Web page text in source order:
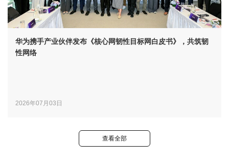
华为携手产业伙伴发布《核心网韧性目标网白皮书》，共筑韧
性网络
2026年07月03日
查看全部